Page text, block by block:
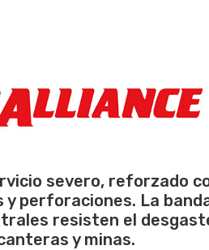
severo, reforzado
perforaciones. La
resisten el
y minas.